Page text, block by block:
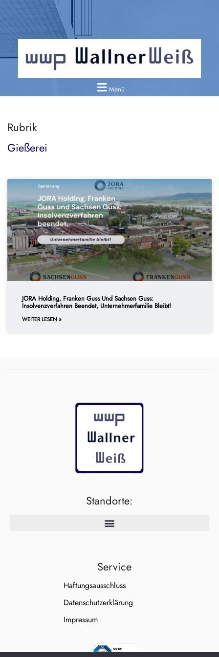
Menü
Rubrik
Gießerei
JORA Holding, Franken Guss Und Sachsen Guss:
Insolvenzverfahren Beendet, Unternehmerfamilie Bleibt!
WEITER LESEN »
Standorte:
Service
Haftungsausschluss
Datenschutzerklärung
Impressum